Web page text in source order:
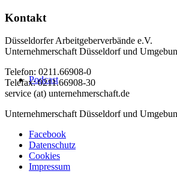
Podcast
Kontakt
Düsseldorfer Arbeitgeberverbände e.V.
Unternehmerschaft Düsseldorf und
Telefon: 0211.66908-0
Telefax: 0211.66908-30
service (at) unternehmerschaft.de
Unternehmerschaft Düsseldorf und
Facebook
Datenschutz
Cookies
Impressum